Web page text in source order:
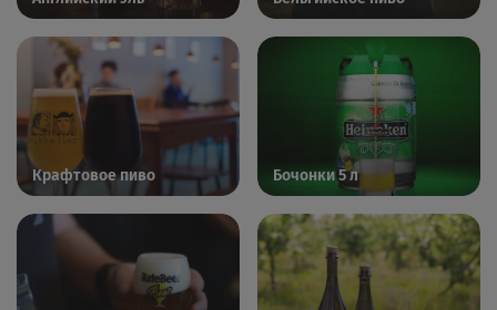
Крафтовое пиво Бочонки 5 л